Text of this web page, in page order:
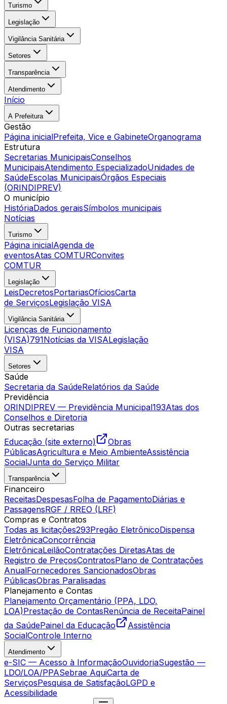
Turismo
Legislação
Vigilância Sanitária
Setores
Transparência
Atendimento
Início
A Prefeitura
Gestão
Página inicialPrefeita, Vice e GabineteOrganograma
Estrutura
Secretarias MunicipaisConselhos
MunicipaisAtendimento EspecializadoUnidades de
SaúdeEscolas MunicipaisÓrgãos Especiais
(ORINDIPREV)
O município
HistóriaDados geraisSímbolos municipais
Notícias
Turismo
Página inicialAgenda de
eventosAtas COMTURConvites
COMTUR
Legislação
LeisDecretosPortariasOfíciosCarta
de ServiçosLegislação VISA
Vigilância Sanitária
Licenças de Funcionamento
(VISA)791Notícias da VISALegislação
VISA
Setores
Saúde
Secretaria da SaúdeRelatórios da Saúde
Previdência
ORINDIPREV — Previdência Municipal193Atas dos
Conselhos e Diretoria
Outras secretarias
Educação (site externo)
Obras
PúblicasAgricultura e Meio AmbienteAssistência
SocialJunta do Serviço Militar
Transparência
Financeiro
ReceitasDespesasFolha de PagamentoDiárias e
PassagensRGF / RREO (LRF)
Compras e Contratos
Todas as licitações293Pregão EletrônicoDispensa
EletrônicaConcorrência
EletrônicaLeilãoContratações DiretasAtas de
Registro de PreçosContratosPlano de Contratações
AnualFornecedores SancionadosObras
PúblicasObras Paralisadas
Planejamento e Contas
Planejamento Orçamentário (PPA, LDO,
LOA)Prestação de ContasRenúncia de ReceitaPainel
da SaúdePainel da Educação
Assistência
SocialControle Interno
Atendimento
e-SIC — Acesso à InformaçãoOuvidoriaSugestão —
LDO/LOA/PPASebrae AquiCarta de
ServiçosPesquisa de SatisfaçãoLGPD e
Acessibilidade